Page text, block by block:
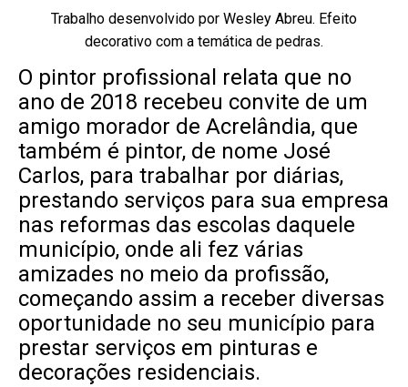
Trabalho desenvolvido por Wesley Abreu. Efeito
decorativo com a temática de pedras.
O pintor profissional relata que no
ano de 2018 recebeu convite de um
amigo morador de Acrelândia, que
também é pintor, de nome José
Carlos, para trabalhar por diárias,
prestando serviços para sua empresa
nas reformas das escolas daquele
município, onde ali fez várias
amizades no meio da profissão,
começando assim a receber diversas
oportunidade no seu município para
prestar serviços em pinturas e
decorações residenciais.